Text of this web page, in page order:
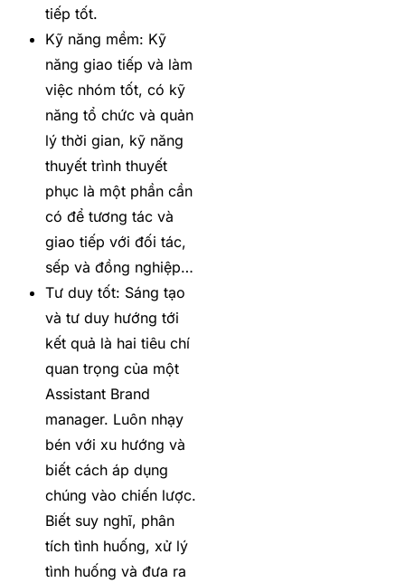
tiếp tốt.
Kỹ năng mềm: Kỹ
năng giao tiếp và làm
việc nhóm tốt, có kỹ
năng tổ chức và quản
lý thời gian, kỹ năng
thuyết trình thuyết
phục là một phần cần
có để tương tác và
giao tiếp với đối tác,
sếp và đồng nghiệp…
Tư duy tốt: Sáng tạo
và tư duy hướng tới
kết quả là hai tiêu chí
quan trọng của một
Assistant Brand
manager. Luôn nhạy
bén với xu hướng và
biết cách áp dụng
chúng vào chiến lược.
Biết suy nghĩ, phân
tích tình huống, xử lý
tình huống và đưa ra